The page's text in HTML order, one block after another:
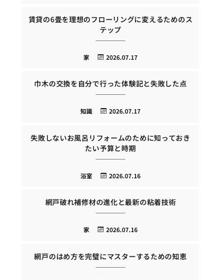
賃貸の6畳を理想のフローリングに変えるためのス
テップ
2026.07.17
家
巾木の交換を自分で行った体験記と失敗した点
2026.07.17
知識
失敗しないお風呂リフォームのために知っておき
たい予算と時期
2026.07.16
浴室
網戸破れ補修材の進化と最新の粘着技術
2026.07.16
家
網戸のはめ方を完璧にマスターするための知恵